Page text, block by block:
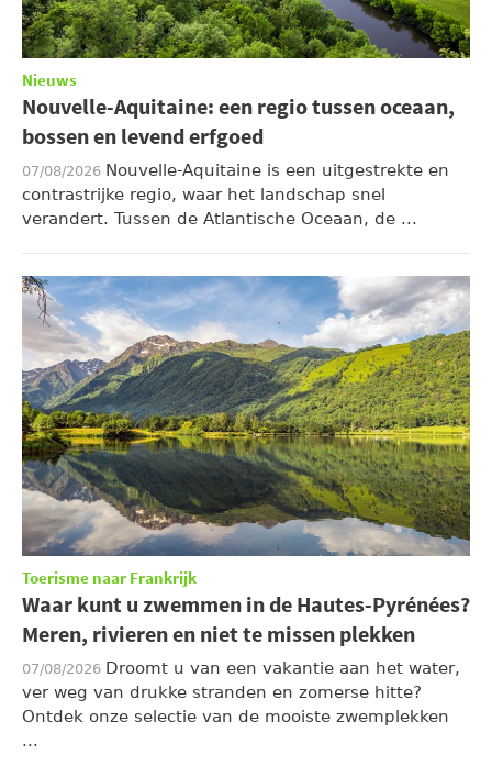
Nieuws
Nouvelle-Aquitaine: een regio tussen oceaan,
bossen en levend erfgoed
07/08/2026 Nouvelle-Aquitaine is een uitgestrekte en
contrastrijke regio, waar het landschap snel
verandert. Tussen de Atlantische Oceaan, de ...
Toerisme naar Frankrijk
Waar kunt u zwemmen in de Hautes-Pyrénées?
Meren, rivieren en niet te missen plekken
07/08/2026 Droomt u van een vakantie aan het water,
ver weg van drukke stranden en zomerse hitte?
Ontdek onze selectie van de mooiste zwemplekken
...